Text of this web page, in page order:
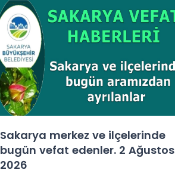
Sakarya merkez ve ilçelerinde
bugün vefat edenler. 2 Ağustos
2026